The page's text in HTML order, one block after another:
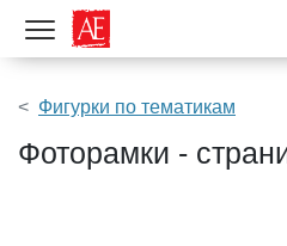
Показать меню
Фигурки по тематикам
Фоторамки -